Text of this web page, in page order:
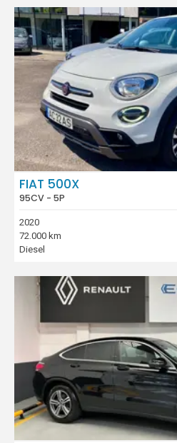
FIAT 500X
95CV - 5P
2020
72.000 km
Diesel